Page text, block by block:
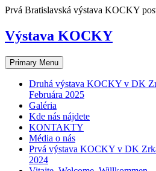
Skip
content
Prvá Bratislavská výstava KOCKY
Výstava KOCKY
Primary Menu
Druhá výstava KOCKY v DK
Februára 2025
Galéria
Kde nás nájdete
KONTAKTY
Média o nás
Prvá výstava KOCKY v DK
2024